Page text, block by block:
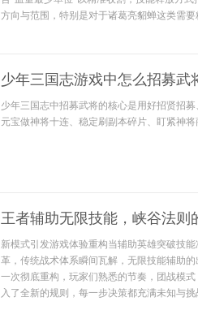
方向与范围，特别是对于诸葛亮貂蝉这类需
少年三国志游戏中怎么招募武
少年三国志中招募武将的核心是用好招贤招
元宝做神将十连、稳定刷副本碎片、盯紧神
王者辅助无限技能，峡谷法则
新模式引发游戏体验重构当辅助英雄突破技
革，传统战术体系瞬间瓦解，无限技能辅助
一次彻底重构，玩家们熟悉的节奏，团战模
入了全新的规则，每一步决策都充满未知与